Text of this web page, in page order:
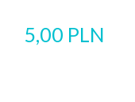
5,00 PLN